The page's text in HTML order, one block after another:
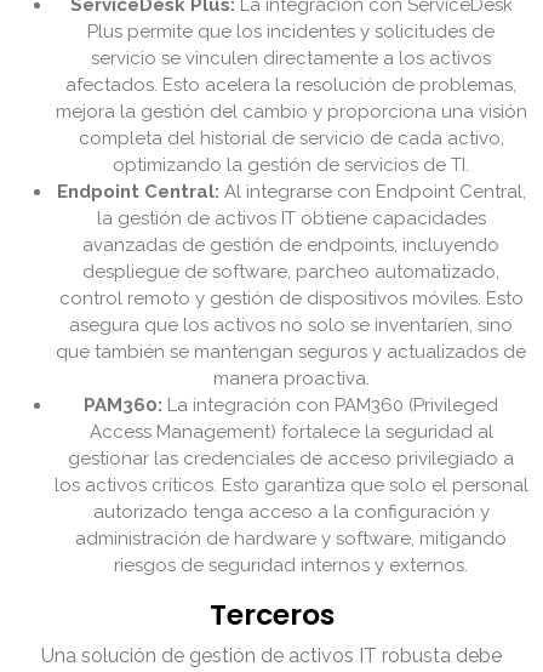
ServiceDesk Plus: La integración con ServiceDesk
Plus permite que los incidentes y solicitudes de
servicio se vinculen directamente a los activos
afectados. Esto acelera la resolución de problemas,
mejora la gestión del cambio y proporciona una visión
completa del historial de servicio de cada activo,
optimizando la gestión de servicios de TI.
Endpoint Central: Al integrarse con Endpoint Central,
la gestión de activos IT obtiene capacidades
avanzadas de gestión de endpoints, incluyendo
despliegue de software, parcheo automatizado,
control remoto y gestión de dispositivos móviles. Esto
asegura que los activos no solo se inventaríen, sino
que también se mantengan seguros y actualizados de
manera proactiva.
PAM360: La integración con PAM360 (Privileged
Access Management) fortalece la seguridad al
gestionar las credenciales de acceso privilegiado a
los activos críticos. Esto garantiza que solo el personal
autorizado tenga acceso a la configuración y
administración de hardware y software, mitigando
riesgos de seguridad internos y externos.
Terceros
Una solución de gestión de activos IT robusta debe